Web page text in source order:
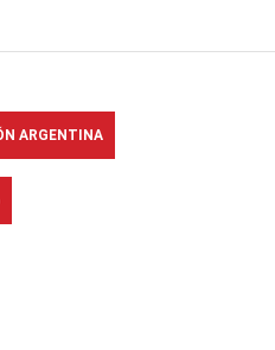
ARGENTINA